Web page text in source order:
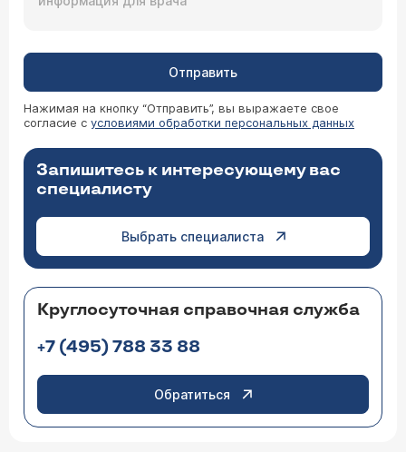
Отправить
Нажимая на кнопку “Отправить”, вы выражаете свое
согласие с условиями обработки персональных данных
Запишитесь к интересующему вас
специалисту
Выбрать специалиста
Круглосуточная справочная служба
+7 (495) 788 33 88
Обратиться